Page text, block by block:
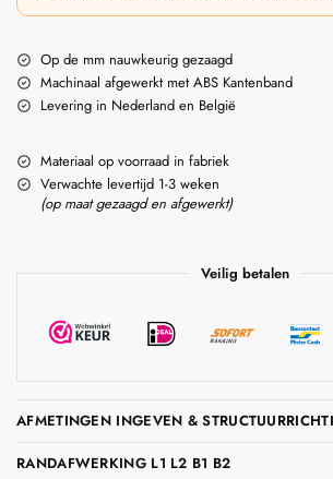
Op de mm nauwkeurig gezaagd
Machinaal afgewerkt met ABS Kantenband
Levering in Nederland en België
Materiaal op voorraad in fabriek
Verwachte levertijd 1-3 weken
(op maat gezaagd en afgewerkt)
Veilig betalen
AFMETINGEN INGEVEN &
RANDAFWERKING L1 L2 B1 B2